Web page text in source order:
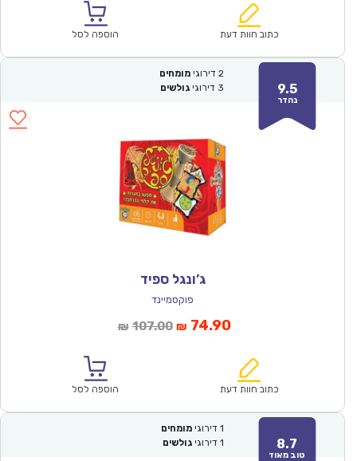
₪170.00.
הוא:
כתוב חוות דעת הוספה לסל
9.5
נהדר
2 דירוגי מומחים
3 דירוגי גולשים
ג’ונגל ספיד
פוקסמיינד
₪ 107.00המחיר
₪107.00.
₪ 74.90המחיר
הוא:
כתוב חוות דעת הוספה לסל
8.7
טוב מאוד
1 דירוגי מומחים
1 דירוגי גולשים